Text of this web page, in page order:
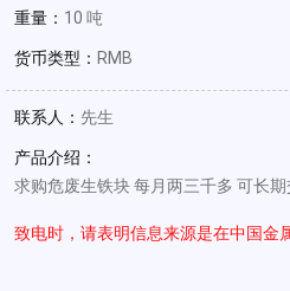
重量： 10 吨
货币类型： RMB
联系人： 先生
产品介绍：
求购危废生铁块 每月两三千多 可长期
致电时，请表明信息来源是在中国金